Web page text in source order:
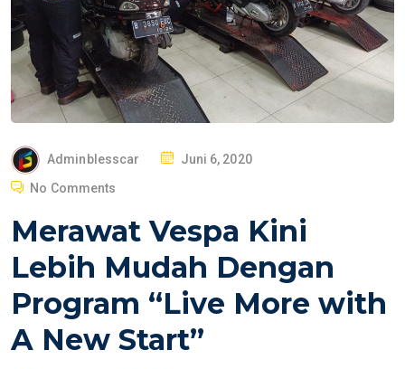
Adminblesscar
T
D
O
Juni 6, 2020
No Comments
Merawat Vespa Kini
Lebih Mudah Dengan
Program “Live More with
A New Start”